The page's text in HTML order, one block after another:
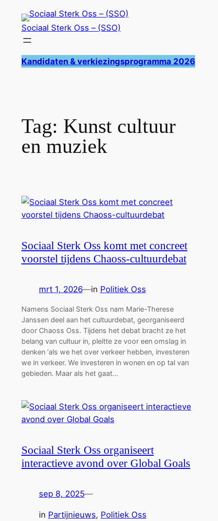
Sociaal Sterk Oss – (SSO)
Kandidaten & verkiezingsprogramma 2026
Tag: Kunst cultuur
en muziek
Sociaal Sterk Oss komt met concreet
voorstel tijdens Chaoss-cultuurdebat
mrt 1, 2026—in Politiek Oss
Namens Sociaal Sterk Oss nam Marie-Therese
Janssen deel aan het cultuurdebat, georganiseerd
door Chaoss Oss. Tijdens het debat bracht ze het
belang van cultuur in, pleitte ze voor een omslag in
denken ‘als we het over verkeer hebben, investeren
we in verkeer. We investeren in wonen en op tal van
gebieden. Maar als het gaat…
Sociaal Sterk Oss organiseert
interactieve avond over Global Goals
sep 8, 2025—
in Partijnieuws, Politiek Oss